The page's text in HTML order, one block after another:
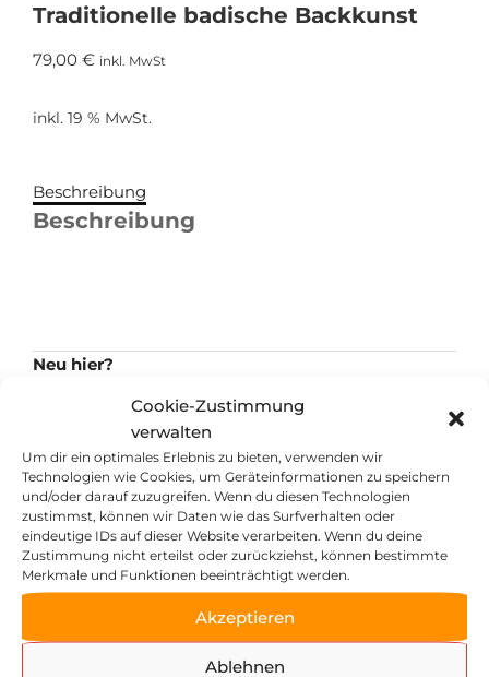
Cookie-Zustimmung
verwalten
Um dir ein optimales Erlebnis zu bieten, verwenden wir
Technologien wie Cookies, um Geräteinformationen zu speichern
und/oder darauf zuzugreifen. Wenn du diesen Technologien
zustimmst, können wir Daten wie das Surfverhalten oder
eindeutige IDs auf dieser Website verarbeiten. Wenn du deine
Zustimmung nicht erteilst oder zurückziehst, können bestimmte
Merkmale und Funktionen beeinträchtigt werden.
Akzeptieren
Ablehnen
Traditionelle badische Backkunst
79,00 € inkl. MwSt
inkl. 19 % MwSt.
Beschreibung
Beschreibung
Neu hier?
Es ist ganz einfach, deinen Wunschkurs zu buchen:
Wähle die Anzahl der Tickets aus und drücke den
Bestell-Button.
Wunschkurs ausgebucht?
Keine Sorge. Wir arbeiten bereits am nächsten
Kursangebot. Und in der Zwischenzeit einfach auf
unserer Hauptseite zeller-muehle.de für den
Newsletter anmelden und so früh wie möglich
erfahren, wann die nächsten Kurse starten!